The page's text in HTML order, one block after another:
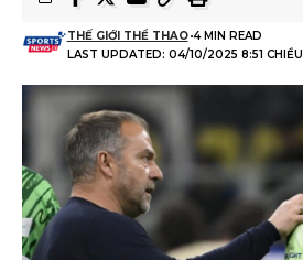
LAST UPDATED: 04/10/2025 8:51 CHIỀU
THẾ GIỚI THỂ THAO 4 MIN READ